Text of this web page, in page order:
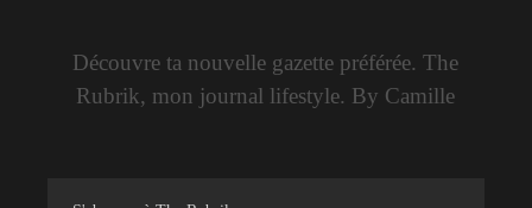
Découvre ta nouvelle gazette préférée. The
Rubrik, mon journal lifestyle. By Camille